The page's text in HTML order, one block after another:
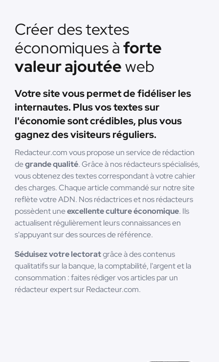
Créer des textes
économiques àforte
valeur ajoutéeweb
Votre site vous permet de fidéliser les
internautes. Plus vos textes sur
l'économie sont crédibles, plus vous
gagnez des visiteurs réguliers.
Redacteur.com vous propose un service de rédaction
degrande qualité. Grâce à nos rédacteurs spécialisés,
vous obtenez des textes correspondant à votre cahier
des charges. Chaque article commandé sur notre site
reflète votre ADN. Nos rédactrices et nos rédacteurs
possèdent uneexcellente culture économique. Ils
actualisent régulièrement leurs connaissances en
s'appuyant sur des sources de référence.
Séduisez votre lectoratgrâce à des contenus
qualitatifs sur la banque, la comptabilité, l'argent et la
consommation : faites rédiger vos articles par un
rédacteur expert sur Redacteur.com.